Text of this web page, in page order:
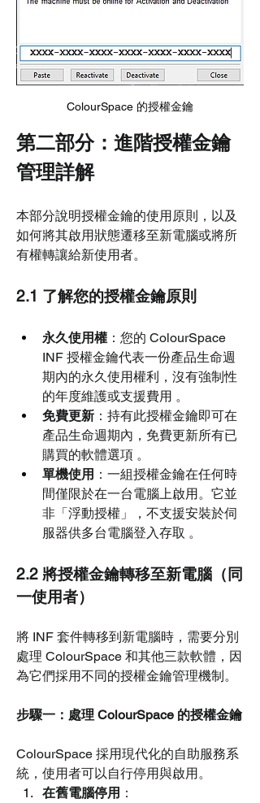
ColourSpace 的授權金鑰
第二部分：進階授權金鑰
管理詳解
本部分說明授權金鑰的使用原則，以及
如何將其啟用狀態遷移至新電腦或將所
有權轉讓給新使用者。
2.1 了解您的授權金鑰原則
永久使用權 ：您的 ColourSpace
INF 授權金鑰代表一份產品生命週
期內的永久使用權利，沒有強制性
的年度維護或支援費用 。
免費更新 ：持有此授權金鑰即可在
產品生命週期內，免費更新所有已
購買的軟體選項 。
單機使用 ：一組授權金鑰在任何時
間僅限於在一台電腦上啟用。它並
非「浮動授權」，不支援安裝於伺
服器供多台電腦登入存取 。
2.2 將授權金鑰轉移至新電腦（同
一使用者）
將 INF 套件轉移到新電腦時，需要分別
處理 ColourSpace 和其他三款軟體，因
為它們採用不同的授權金鑰管理機制。
步驟一：處理 ColourSpace 的授權金鑰
ColourSpace 採用現代化的自助服務系
統，使用者可以自行停用與啟用。
在舊電腦停用 ：